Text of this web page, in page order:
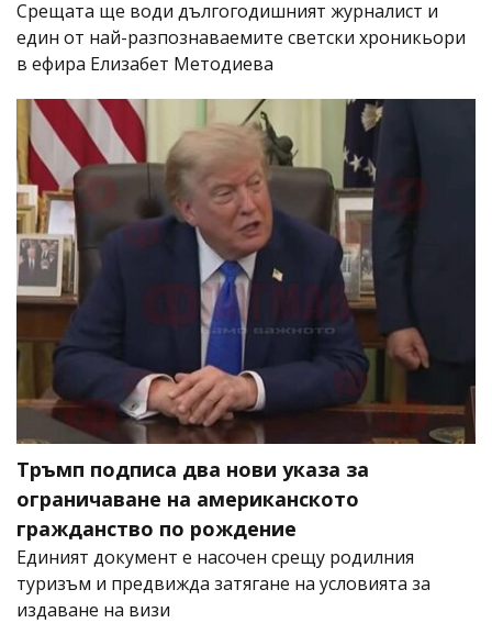
Срещата ще води дългогодишният журналист и
един от най-разпознаваемите светски хроникьори
в ефира Елизабет Методиева
Тръмп подписа два нови указа за
ограничаване на американското
гражданство по рождение
Единият документ е насочен срещу родилния
туризъм и предвижда затягане на условията за
издаване на визи